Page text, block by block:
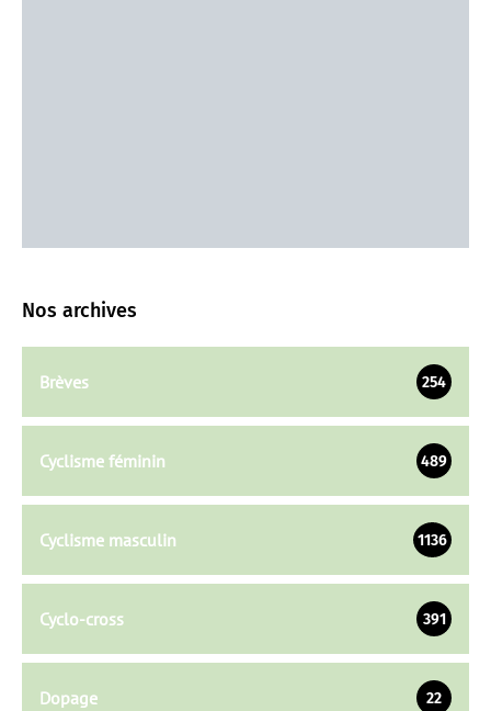
Nos archives
Brèves 254
Cyclisme féminin 489
Cyclisme masculin 1136
Cyclo-cross 391
Dopage 22